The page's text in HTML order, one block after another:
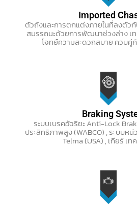
Imported
ตัวถังและการตกแต่งภายในที่ลงตัวกั
สมรรถนะด้วยการพัฒนาช่วงล่าง เ
โจทย์ความสะดวกสบาย ควบ
Braking
ระบบเบรคอัฉริยะ Anti-Lock
ประสิทธิภาพสูง (WABCO) , ระบบหน่
Telma (USA) , เกียร์ เท